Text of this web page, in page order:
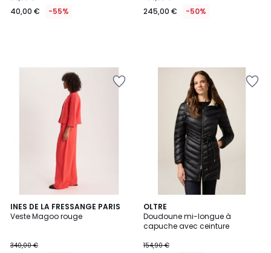
40,00 € -55% 245,00 € -50%
INES DE LA FRESSANGE PARIS
Veste Magoo rouge
340,00 €
2
Couleurs
OLTRE
Doudoune mi-longue à
capuche avec ceinture
154,90 €